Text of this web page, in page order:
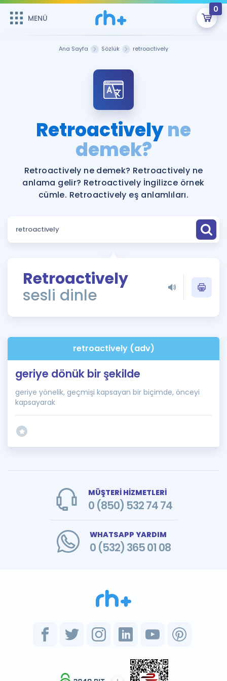
MENÜ
0
Şifremi Hatırlamıyorum
Sepetin Şu An Boş.
Remzi Hoca ile seni sınava hazırlayacak onlarca eğitim seni
bekliyor!
MENÜ
Katılımcı Görüşleri
Faydalı Araçlar
Ücretsiz Kaynaklar
Puan Hesaplama
ÖSYM Sınav Takvimi
Kampanyalar
İngilizce Gramer
İngilizce Gramer
Ana Sayfa Sözlük retroactively
Retroactivelyne
demek?
Retroactively ne demek? Retroactively ne
anlama gelir? Retroactively İngilizce örnek
cümle. Retroactively eş anlamlıları.
Retroactively
sesli dinle
retroactively (adv)
geriye dönük bir şekilde
geriye yönelik, geçmişi kapsayan bir biçimde, önceyi
kapsayarak
MÜŞTERİ HİZMETLERİ
0 (850) 532 74 74
WHATSAPP YARDIM
0 (532) 365 01 08